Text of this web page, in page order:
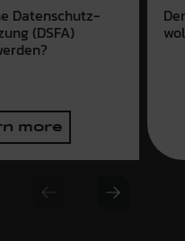
Datenschutz-
(DSFA)
more
Previous slide
Next